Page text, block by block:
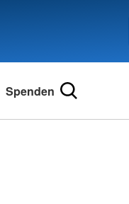
Spenden